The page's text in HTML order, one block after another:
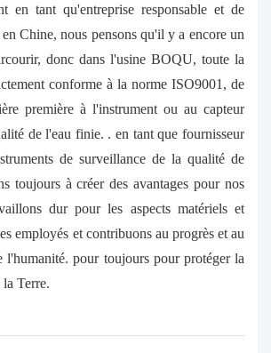
en tant qu'entreprise responsable et de
Chine, nous pensons qu'il y a encore un
donc dans l'usine BOQU, toute la
conforme à la norme ISO9001, de
première à l'instrument ou au capteur
de l'eau finie. . en tant que fournisseur
de surveillance de la qualité de
toujours à créer des avantages pour nos
dur pour les aspects matériels et
employés et contribuons au progrès et au
l'humanité. pour toujours pour protéger la
Terre.